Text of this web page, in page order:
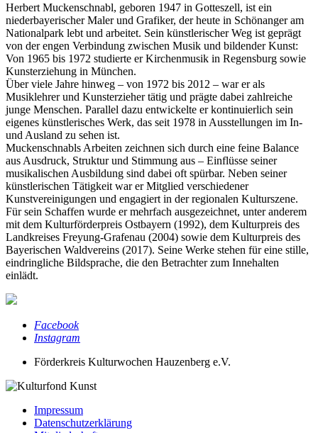
Herbert Muckenschnabl, geboren 1947 in Gotteszell, ist ein
niederbayerischer Maler und Grafiker, der heute in Schönanger am
Nationalpark lebt und arbeitet. Sein künstlerischer Weg ist geprägt
von der engen Verbindung zwischen Musik und bildender Kunst:
Von 1965 bis 1972 studierte er Kirchenmusik in Regensburg sowie
Kunsterziehung in München.
Über viele Jahre hinweg – von 1972 bis 2012 – war er als
Musiklehrer und Kunsterzieher tätig und prägte dabei zahlreiche
junge Menschen. Parallel dazu entwickelte er kontinuierlich sein
eigenes künstlerisches Werk, das seit 1978 in Ausstellungen im In-
und Ausland zu sehen ist.
Muckenschnabls Arbeiten zeichnen sich durch eine feine Balance
aus Ausdruck, Struktur und Stimmung aus – Einflüsse seiner
musikalischen Ausbildung sind dabei oft spürbar. Neben seiner
künstlerischen Tätigkeit war er Mitglied verschiedener
Kunstvereinigungen und engagiert in der regionalen Kulturszene.
Für sein Schaffen wurde er mehrfach ausgezeichnet, unter anderem
mit dem Kulturförderpreis Ostbayern (1992), dem Kulturpreis des
Landkreises Freyung-Grafenau (2004) sowie dem Kulturpreis des
Bayerischen Waldvereins (2017). Seine Werke stehen für eine stille,
eindringliche Bildsprache, die den Betrachter zum Innehalten
einlädt.
Facebook
Instagram
Förderkreis Kulturwochen Hauzenberg e.V.
Impressum
Datenschutz­erklärung